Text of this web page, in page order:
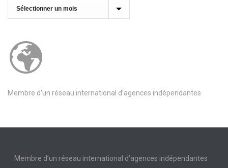
Archives
Membre d’un réseau international d’agences indépendantes
Membre d’un réseau international d’agences indépendantes